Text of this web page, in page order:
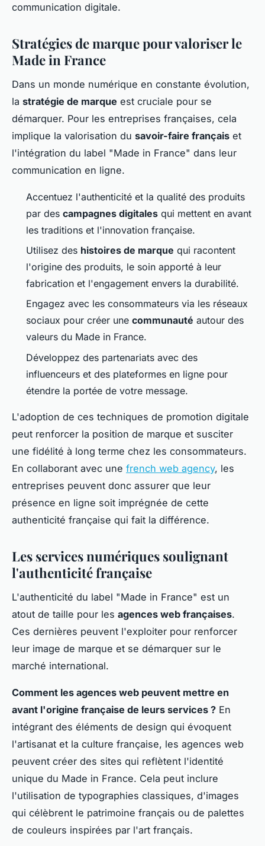
communication digitale.
Stratégies de marque pour valoriser le
Made in France
Dans un monde numérique en constante évolution,
la stratégie de marque est cruciale pour se
démarquer. Pour les entreprises françaises, cela
implique la valorisation du savoir-faire français et
l'intégration du label "Made in France" dans leur
communication en ligne.
Accentuez l'authenticité et la qualité des produits
par des campagnes digitales qui mettent en avant
les traditions et l'innovation française.
Utilisez des histoires de marque qui racontent
l'origine des produits, le soin apporté à leur
fabrication et l'engagement envers la durabilité.
Engagez avec les consommateurs via les réseaux
sociaux pour créer une communauté autour des
valeurs du Made in France.
Développez des partenariats avec des
influenceurs et des plateformes en ligne pour
étendre la portée de votre message.
L'adoption de ces techniques de promotion digitale
peut renforcer la position de marque et susciter
une fidélité à long terme chez les consommateurs.
En collaborant avec une french web agency, les
entreprises peuvent donc assurer que leur
présence en ligne soit imprégnée de cette
authenticité française qui fait la différence.
Les services numériques soulignant
l'authenticité française
L'authenticité du label "Made in France" est un
atout de taille pour les agences web françaises.
Ces dernières peuvent l'exploiter pour renforcer
leur image de marque et se démarquer sur le
marché international.
Comment les agences web peuvent mettre en
avant l'origine française de leurs services ? En
intégrant des éléments de design qui évoquent
l'artisanat et la culture française, les agences web
peuvent créer des sites qui reflètent l'identité
unique du Made in France. Cela peut inclure
l'utilisation de typographies classiques, d'images
qui célèbrent le patrimoine français ou de palettes
de couleurs inspirées par l'art français.